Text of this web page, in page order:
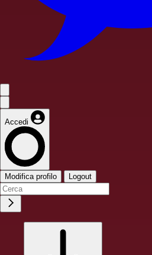
Accedi
Modifica profilo Logout